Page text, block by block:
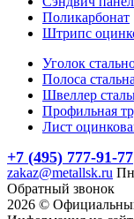
Поликарбонат
Штрипс
Уголок
Полоса
Швеллер
Профильная
Лист
+7 (495) 777-91-77
zakaz@metallsk.ru
Обратный звонок
2026 ©